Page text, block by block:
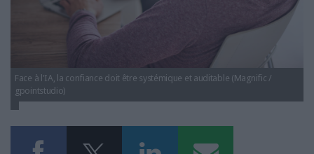
NOS OFFRES D'ABONNEMENTS
Face à l'IA, la confiance doit être systémique et auditable (Magnific /
gpointstudio)